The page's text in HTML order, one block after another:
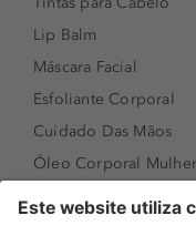
Lip Balm
Máscara Facial
Esfoliante Corporal
Cuidado Das Mãos
Óleo Corporal Mulher